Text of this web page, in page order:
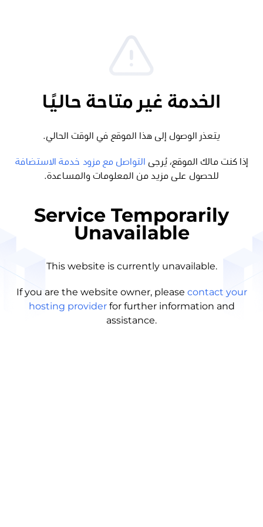
الخدمة غير متاحة حاليًا
يتعذر الوصول إلى هذا الموقع في الوقت الحالي.
إذا كنت مالك الموقع، يُرجى
التواصل مع مزود خدمة الاستضافة
للحصول على مزيد من المعلومات والمساعدة.
Service Temporarily
Unavailable
This website is currently unavailable.
If you are the website owner, please contact your
hosting provider for further information and
assistance.